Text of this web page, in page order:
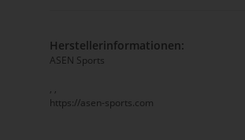
Herstellerinformationen:
ASEN Sports
, ,
https://asen-sports.com